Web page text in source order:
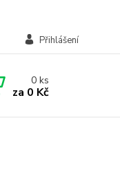
Přihlášení
0ks
za 0 Kč